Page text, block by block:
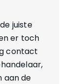
juiste
er toch
contact
aan de